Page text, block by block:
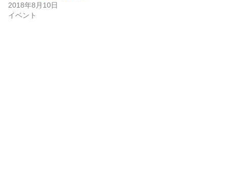
2018年8月10日
イベント